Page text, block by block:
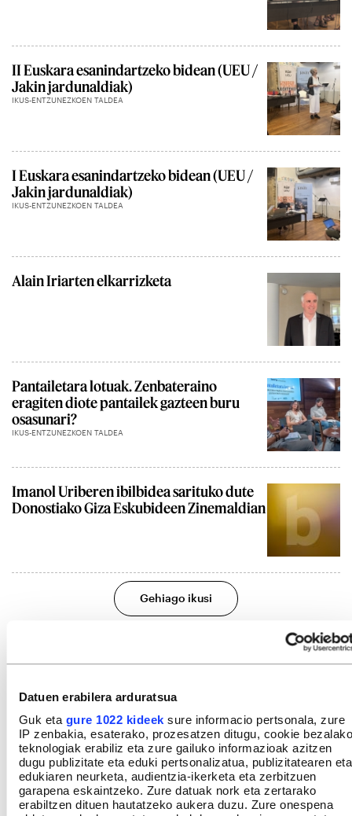
Datuen erabilera arduratsua
Guk eta gure 1022 kideek sure informacio pertsonala, zure
IP zenbakia, esaterako, prozesatzen ditugu, cookie bezalako
teknologiak erabiliz eta zure gailuko informazioak azitzen
dugu publizitate eta eduki pertsonalizatua, publizitatearen eta
edukiaren neurketa, audientzia-ikerketa eta zerbitzuen
garapena eskaintzeko. Zure datuak nork eta zertarako
erabiltzen dituen hautatzeko aukera duzu. Zure onespena
II Euskara esanindartzeko bidean (UEU /
Jakin jardunaldiak)
IKUS-ENTZUNEZKOEN TALDEA
I Euskara esanindartzeko bidean (UEU /
Jakin jardunaldiak)
IKUS-ENTZUNEZKOEN TALDEA
Alain Iriarten elkarrizketa
Pantailetara lotuak. Zenbateraino
eragiten diote pantailek gazteen buru
osasunari?
IKUS-ENTZUNEZKOEN TALDEA
Imanol Uriberen ibilbidea sarituko dute
Donostiako Giza Eskubideen Zinemaldian
Gehiago ikusi